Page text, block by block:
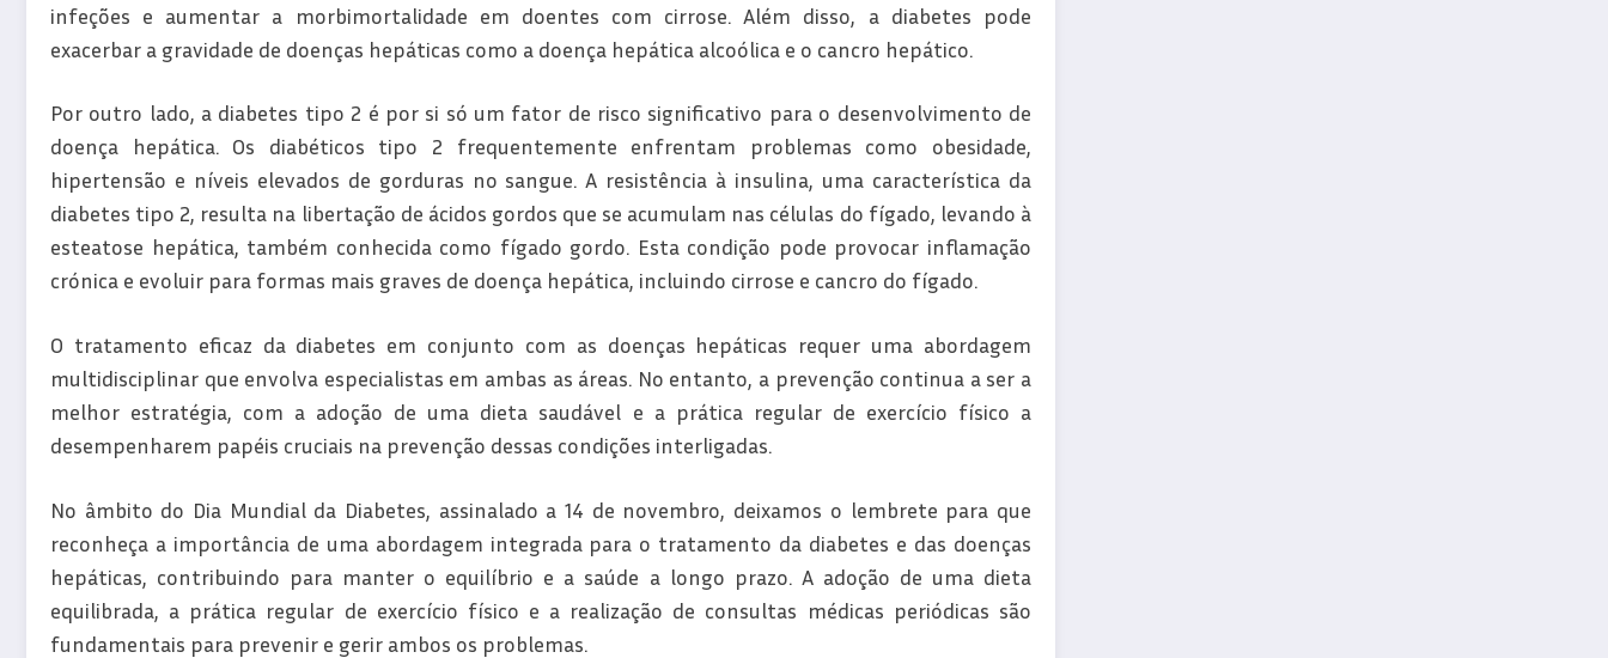
infeções e aumentar a morbimortalidade em doentes com cirrose. Além disso, a diabetes pode
exacerbar a gravidade de doenças hepáticas como a doença hepática alcoólica e o cancro hepático.
Por outro lado, a diabetes tipo 2 é por si só um fator de risco significativo para o desenvolvimento de
doença hepática. Os diabéticos tipo 2 frequentemente enfrentam problemas como obesidade,
hipertensão e níveis elevados de gorduras no sangue. A resistência à insulina, uma característica da
diabetes tipo 2, resulta na libertação de ácidos gordos que se acumulam nas células do fígado, levando à
esteatose hepática, também conhecida como fígado gordo. Esta condição pode provocar inflamação
crónica e evoluir para formas mais graves de doença hepática, incluindo cirrose e cancro do fígado.
O tratamento eficaz da diabetes em conjunto com as doenças hepáticas requer uma abordagem
multidisciplinar que envolva especialistas em ambas as áreas. No entanto, a prevenção continua a ser a
melhor estratégia, com a adoção de uma dieta saudável e a prática regular de exercício físico a
desempenharem papéis cruciais na prevenção dessas condições interligadas.
No âmbito do Dia Mundial da Diabetes, assinalado a 14 de novembro, deixamos o lembrete para que
reconheça a importância de uma abordagem integrada para o tratamento da diabetes e das doenças
hepáticas, contribuindo para manter o equilíbrio e a saúde a longo prazo. A adoção de uma dieta
equilibrada, a prática regular de exercício físico e a realização de consultas médicas periódicas são
fundamentais para prevenir e gerir ambos os problemas.